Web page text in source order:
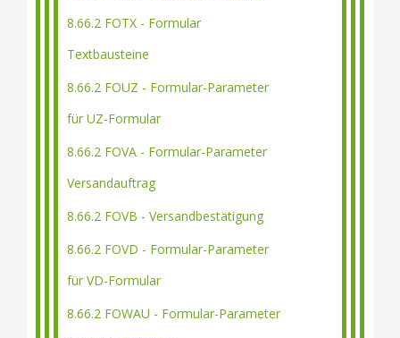
8.66.2 FOTX - Formular
Textbausteine
8.66.2 FOUZ - Formular-Parameter
für UZ-Formular
8.66.2 FOVA - Formular-Parameter
Versandauftrag
8.66.2 FOVB - Versandbestätigung
8.66.2 FOVD - Formular-Parameter
für VD-Formular
8.66.2 FOWAU - Formular-Parameter